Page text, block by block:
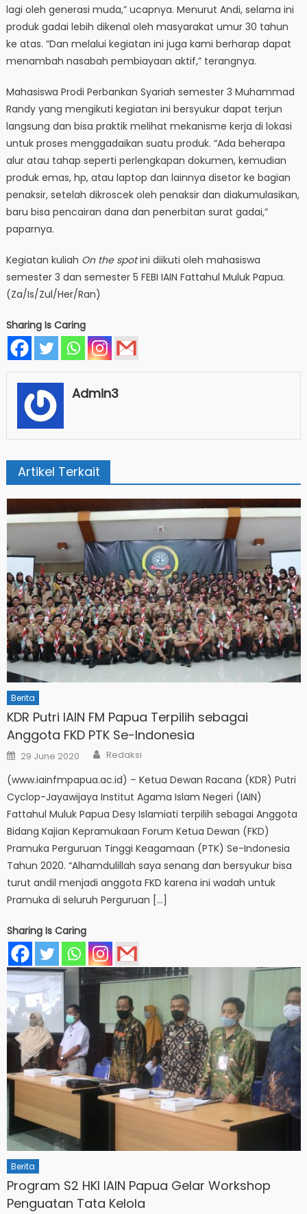
lagi oleh generasi muda,” ucapnya. Menurut Andi, selama ini
produk gadai lebih dikenal oleh masyarakat umur 30 tahun
ke atas. “Dan melalui kegiatan ini juga kami berharap dapat
menambah nasabah pembiayaan aktif,” terangnya.
Mahasiswa Prodi Perbankan Syariah semester 3 Muhammad
Randy yang mengikuti kegiatan ini bersyukur dapat terjun
langsung dan bisa praktik melihat mekanisme kerja di lokasi
untuk proses menggadaikan suatu produk. “Ada beherapa
alur atau tahap seperti perlengkapan dokumen, kemudian
produk emas, hp, atau laptop dan lainnya disetor ke bagian
penaksir, setelah dikroscek oleh penaksir dan diakumulasikan,
baru bisa pencairan dana dan penerbitan surat gadai,”
paparnya.
Kegiatan kuliah On the spotini diikuti oleh mahasiswa
semester 3 dan semester 5 FEBI IAIN Fattahul Muluk Papua.
(Za/Is/Zul/Her/Ran)
Sharing Is Caring
Admin3
Artikel Terkait
Berita
KDR Putri IAIN FM Papua Terpilih sebagai
Anggota FKD PTK Se-Indonesia
Posted
on
29 June 2020 Author
Redaksi
(www.iainfmpapua.ac.id) – Ketua Dewan Racana (KDR) Putri
Cyclop-Jayawijaya Institut Agama Islam Negeri (IAIN)
Fattahul Muluk Papua Desy Islamiati terpilih sebagai Anggota
Bidang Kajian Kepramukaan Forum Ketua Dewan (FKD)
Pramuka Perguruan Tinggi Keagamaan (PTK) Se-Indonesia
Tahun 2020. “Alhamdulillah saya senang dan bersyukur bisa
turut andil menjadi anggota FKD karena ini wadah untuk
Pramuka di seluruh Perguruan […]
Sharing Is Caring
Berita
Program S2 HKI IAIN Papua Gelar Workshop
Penguatan Tata Kelola